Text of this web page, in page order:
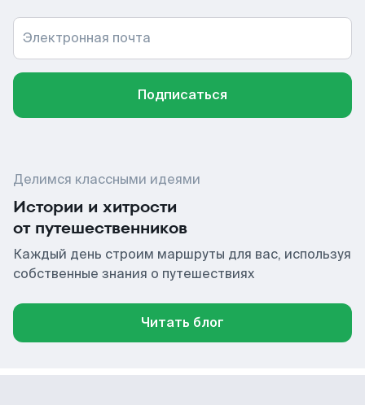
Электронная почта
Подписаться
Делимся классными идеями
Истории и хитрости
от путешественников
Каждый день строим маршруты для вас, используя
собственные знания о путешествиях
Читать блог